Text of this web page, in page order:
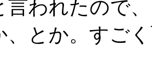
言われたので
、とか。すご